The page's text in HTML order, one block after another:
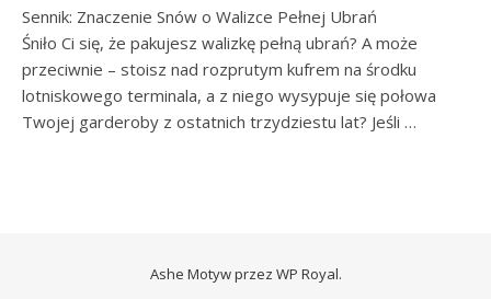
Sennik: Znaczenie Snów o Walizce Pełnej Ubrań
Śniło Ci się, że pakujesz walizkę pełną ubrań? A może
przeciwnie – stoisz nad rozprutym kufrem na środku
lotniskowego terminala, a z niego wysypuje się połowa
Twojej garderoby z ostatnich trzydziestu lat? Jeśli …
Ashe Motyw przez WP Royal.